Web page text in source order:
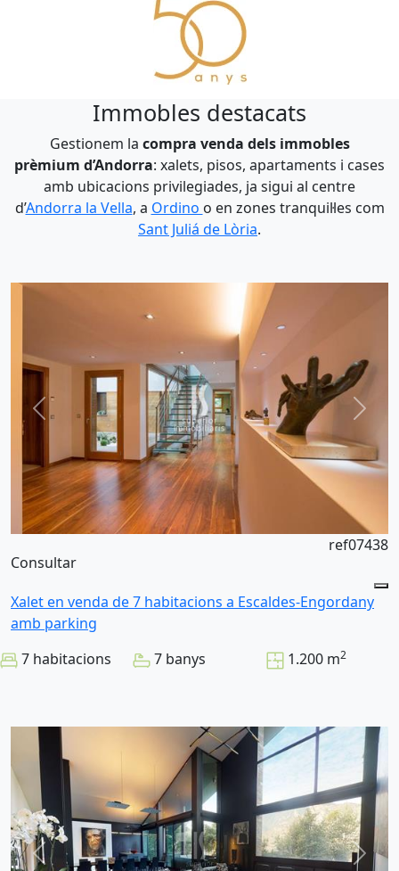
Immobles destacats
Gestionem la compra venda dels immobles
prèmium d’Andorra: xalets, pisos, apartaments i cases
amb ubicacions privilegiades, ja sigui al centre
d’Andorra la Vella, a Ordino o en zones tranquil·les com
Sant Juliá de Lòria.
Consultar
ref07438
Xalet en venda de 7 habitacions a Escaldes-Engordany
amb parking
7 habitacions
7 banys 1.200 m2